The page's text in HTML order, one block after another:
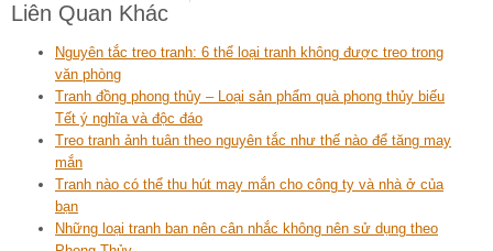
Liên Quan Khác
Nguyên tắc treo tranh: 6 thể loại tranh không được treo trong
văn phòng
Tranh đồng phong thủy – Loại sản phẩm quà phong thủy biếu
Tết ý nghĩa và độc đáo
Treo tranh ảnh tuân theo nguyên tắc như thế nào để tăng may
mắn
Tranh nào có thể thu hút may mắn cho công ty và nhà ở của
bạn
Những loại tranh ban nên cân nhắc không nên sử dụng theo